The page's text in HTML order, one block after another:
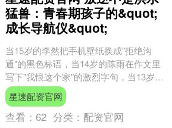
猛兽：青春期孩子的&quot;
成长导航仪&quot;
当15岁的李然把手机壁纸换成"拒绝沟
通"的黑色标语，当14岁的陈雨在作文里
写下"我恨这个家"的激烈字句，当13岁的
王浩用逃课去网吧的方式对抗父母安装
的监控软件—....
星速配资官网
查看：62 分类： 配资官网